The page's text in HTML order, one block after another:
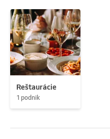
Reštaurácie
1 podnik